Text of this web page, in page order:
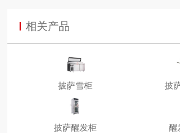
相关产品
披萨雪柜 披
披萨醒发柜 醒